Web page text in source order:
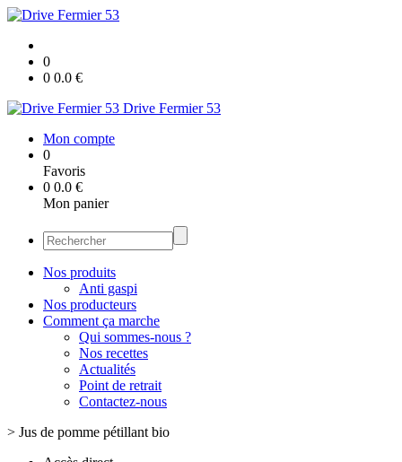
0
0 0.0 €
Drive Fermier 53
Mon compte
0
Favoris
0 0.0 €
Mon panier
Nos produits
Anti gaspi
Nos producteurs
Comment ça marche
Qui sommes-nous ?
Nos recettes
Actualités
Point de retrait
Contactez-nous
> Jus de pomme pétillant bio